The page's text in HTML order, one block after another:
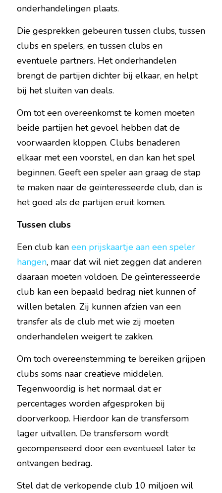
onderhandelingen plaats.
Die gesprekken gebeuren tussen clubs, tussen
clubs en spelers, en tussen clubs en
eventuele partners. Het onderhandelen
brengt de partijen dichter bij elkaar, en helpt
bij het sluiten van deals.
Om tot een overeenkomst te komen moeten
beide partijen het gevoel hebben dat de
voorwaarden kloppen. Clubs benaderen
elkaar met een voorstel, en dan kan het spel
beginnen. Geeft een speler aan graag de stap
te maken naar de geïnteresseerde club, dan is
het goed als de partijen eruit komen.
Tussen clubs
Een club kan een prijskaartje aan een speler
hangen, maar dat wil niet zeggen dat anderen
daaraan moeten voldoen. De geïnteresseerde
club kan een bepaald bedrag niet kunnen of
willen betalen. Zij kunnen afzien van een
transfer als de club met wie zij moeten
onderhandelen weigert te zakken.
Om toch overeenstemming te bereiken grijpen
clubs soms naar creatieve middelen.
Tegenwoordig is het normaal dat er
percentages worden afgesproken bij
doorverkoop. Hierdoor kan de transfersom
lager uitvallen. De transfersom wordt
gecompenseerd door een eventueel later te
ontvangen bedrag.
Stel dat de verkopende club 10 miljoen wil